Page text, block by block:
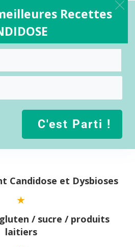
Candidose et Dysbioses
/ sucre / produits
laitiers
Recettes
C'est Parti !